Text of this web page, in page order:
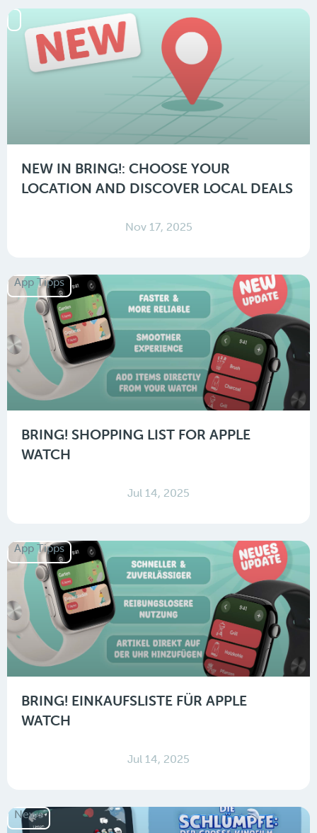
NEW IN BRING!: CHOOSE YOUR
LOCATION AND DISCOVER LOCAL DEALS
Nov 17, 2025
App Tipps
BRING! SHOPPING LIST FOR APPLE
WATCH
Jul 14, 2025
App Tipps
BRING! EINKAUFSLISTE FÜR APPLE
WATCH
Jul 14, 2025
News